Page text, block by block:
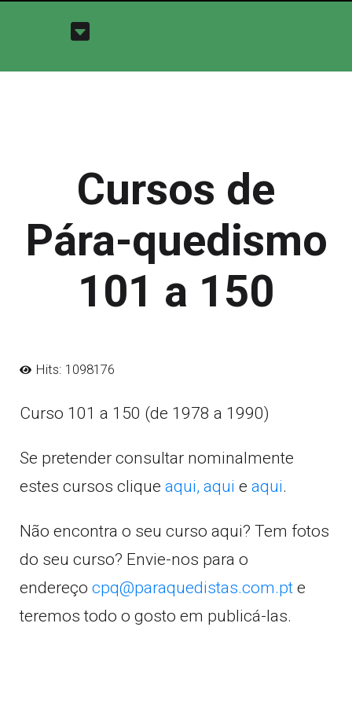
Cursos de
Pára-quedismo
101 a 150
Hits: 1098176
Curso 101 a 150 (de 1978 a 1990)
Se pretender consultar nominalmente
estes cursos clique aqui, aqui e aqui.
Não encontra o seu curso aqui? Tem fotos
do seu curso? Envie-nos para o
endereço cpq@paraquedistas.com.pt e
teremos todo o gosto em publicá-las.